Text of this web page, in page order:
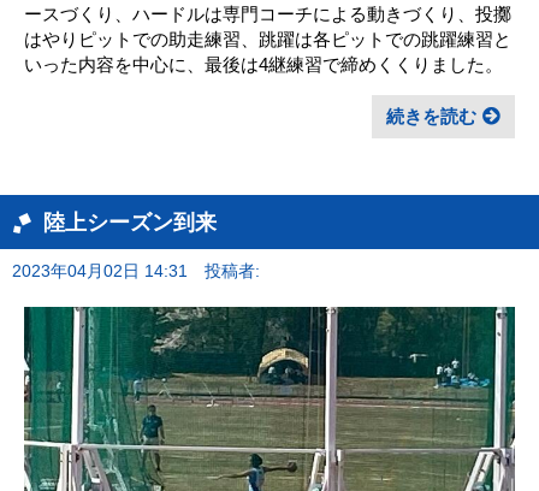
ースづくり、ハードルは専門コーチによる動きづくり、投擲
はやりピットでの助走練習、跳躍は各ピットでの跳躍練習と
いった内容を中心に、最後は4継練習で締めくくりました。
続きを読む
陸上シーズン到来
2023年04月02日 14:31 投稿者: